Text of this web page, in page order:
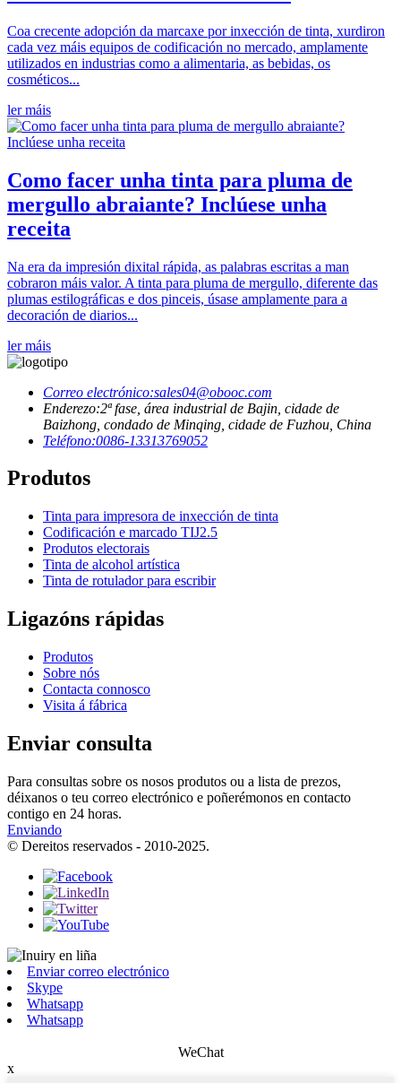
Coa crecente adopción da marcaxe por inxección de tinta, xurdiron
cada vez máis equipos de codificación no mercado, amplamente
utilizados en industrias como a alimentaria, as bebidas, os
cosméticos...
ler máis
Como facer unha tinta para pluma de
mergullo abraiante? Inclúese unha
receita
Na era da impresión dixital rápida, as palabras escritas a man
cobraron máis valor. A tinta para pluma de mergullo, diferente das
plumas estilográficas e dos pinceis, úsase amplamente para a
decoración de diarios...
ler máis
Correo electrónico:sales04@obooc.com
Enderezo:2ª fase, área industrial de Bajin, cidade de
Baizhong, condado de Minqing, cidade de Fuzhou, China
Teléfono:0086-13313769052
Produtos
Tinta para impresora de inxección de tinta
Codificación e marcado TIJ2.5
Produtos electorais
Tinta de alcohol artística
Tinta de rotulador para escribir
Ligazóns rápidas
Produtos
Sobre nós
Contacta connosco
Visita á fábrica
Enviar consulta
Para consultas sobre os nosos produtos ou a lista de prezos,
déixanos o teu correo electrónico e poñerémonos en contacto
contigo en 24 horas.
Enviando
© Dereitos reservados - 2010-2025.
Enviar correo electrónico
Skype
Whatsapp
Whatsapp
WeChat
x